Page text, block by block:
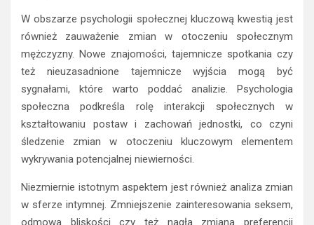
W obszarze psychologii społecznej kluczową kwestią jest
również zauważenie zmian w otoczeniu społecznym
mężczyzny. Nowe znajomości, tajemnicze spotkania czy
też nieuzasadnione tajemnicze wyjścia mogą być
sygnałami, które warto poddać analizie. Psychologia
społeczna podkreśla rolę interakcji społecznych w
kształtowaniu postaw i zachowań jednostki, co czyni
śledzenie zmian w otoczeniu kluczowym elementem
wykrywania potencjalnej niewierności.
Niezmiernie istotnym aspektem jest również analiza zmian
w sferze intymnej. Zmniejszenie zainteresowania seksem,